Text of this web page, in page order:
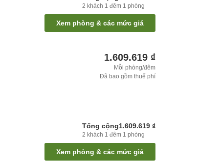
2 khách 1 đêm 1 phòng
Xem phòng & các mức giá
1.609.619 ₫
Mỗi phòng/đêm
Đã bao gồm thuế phí
Tổng cộng1.609.619 ₫
2 khách 1 đêm 1 phòng
Xem phòng & các mức giá